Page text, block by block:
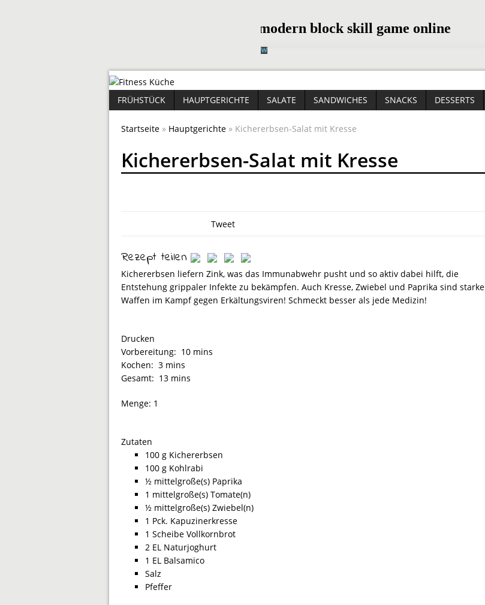
FRÜHSTÜCK HAUPTGERICHTE SALATE SANDWICHES SNACKS DESSERTS
Startseite » Hauptgerichte » Kichererbsen-Salat mit Kresse
Kichererbsen-Salat mit Kresse
Tweet
Rezept teilen
Kichererbsen liefern Zink, was das Immunabwehr pusht und so aktiv dabei hilft, die
Entstehung grippaler Infekte zu bekämpfen. Auch Kresse, Zwiebel und Paprika sind starke
Waffen im Kampf gegen Erkältungsviren! Schmeckt besser als jede Medizin!
Drucken
Vorbereitung: 10 mins
Kochen: 3 mins
Gesamt: 13 mins
Menge: 1
Zutaten
100 g Kichererbsen
100 g Kohlrabi
½ mittelgroße(s) Paprika
1 mittelgroße(s) Tomate(n)
½ mittelgroße(s) Zwiebel(n)
1 Pck. Kapuzinerkresse
1 Scheibe Vollkornbrot
2 EL Naturjoghurt
1 EL Balsamico
Salz
Pfeffer